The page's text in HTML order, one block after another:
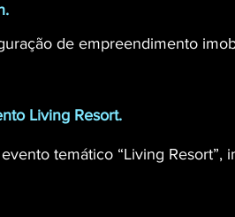
de empreendimento
Living Resort.
temático “Living